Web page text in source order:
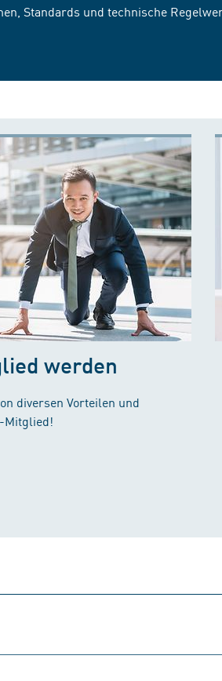
Standards und technische
werden
diversen Vorteilen und
Mitglied!